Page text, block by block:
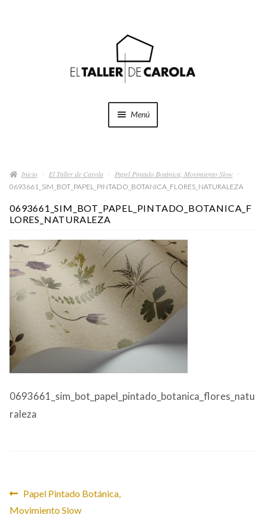
Menú
hijo
PROYECTOS
QUÉ HACEMOS
QUIÉNES SOMOS
CONTACTO
Inicio El Taller de Carola Papel Pintado Botánica, Movimiento Slow
0693661_SIM_BOT_PAPEL_PINTADO_BOTANICA_FLORES_NATURALEZA
0693661_SIM_BOT_PAPEL_PINTADO_BOTANICA_F
LORES_NATURALEZA
0693661_sim_bot_papel_pintado_botanica_flores_natu
raleza
Navegación
de
Anterior:
Papel Pintado Botánica,
Movimiento Slow